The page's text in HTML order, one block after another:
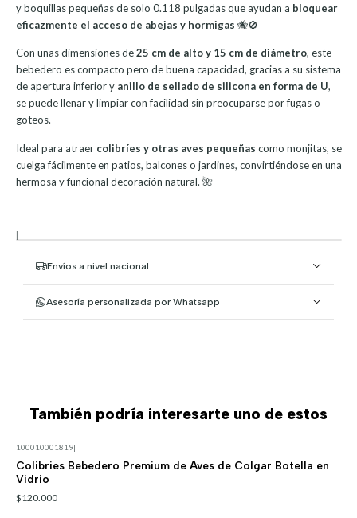
y boquillas pequeñas de solo 0.118 pulgadas que ayudan a bloquear
eficazmente el acceso de abejas y hormigas 🐝🚫
Con unas dimensiones de25 cm de alto y 15 cm de diámetro, este
bebedero es compacto pero de buena capacidad, gracias a su sistema
de apertura inferior y anillo de sellado de silicona en forma de U,
se puede llenar y limpiar con facilidad sin preocuparse por fugas o
goteos.
Ideal para atraer colibríes y otras aves pequeñas como monjitas, se
cuelga fácilmente en patios, balcones o jardines, convirtiéndose en una
hermosa y funcional decoración natural. 🌺
Envíos a nivel nacional
Asesoría personalizada por Whatsapp
También podría interesarte uno de estos
100010001819|
Colibries Bebedero Premium de Aves de Colgar Botella en
Vidrio
$120.000